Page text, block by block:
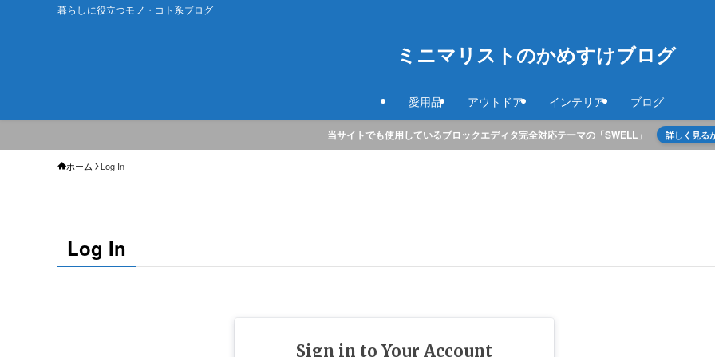
暮らしに役立つモノ・コト系ブログ
ミニマリストのかめすけブログ
愛用品 アウトドア インテリア ブログ
当サイトでも使用しているブロックエディタ完全対応テーマの「SWELL」 詳しく見る
ホーム Log In
Log In
Sign in to Your Account